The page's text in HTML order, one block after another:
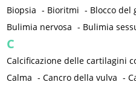
Biopsia - Bioritmi - Blocco del
Bulimia nervosa - Bulimia
C
Calcificazione delle cartilagini
Calma -Cancro della vulva -